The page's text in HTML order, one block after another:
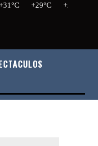
+29°C +29°C